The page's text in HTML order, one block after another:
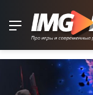
Menu